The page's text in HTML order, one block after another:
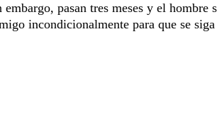
pasan tres meses y el hombre
incondicionalmente para que se siga